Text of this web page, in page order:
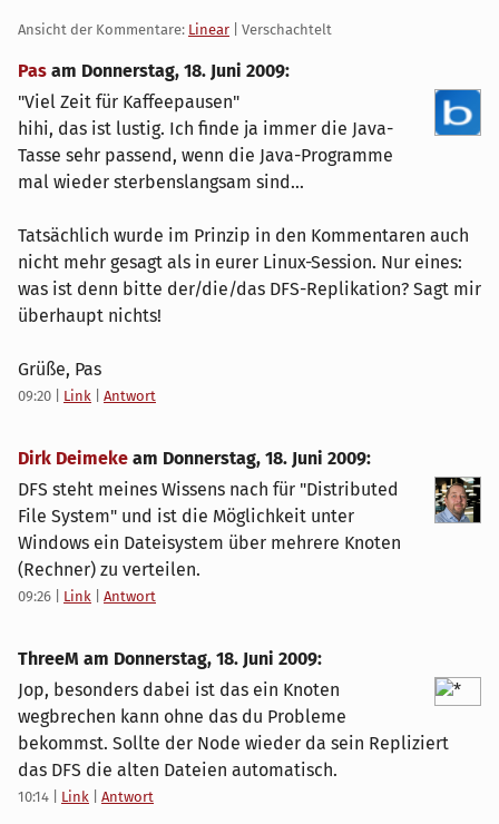
Ansicht der Kommentare: Linear | Verschachtelt
Pas am Donnerstag, 18. Juni 2009:
"Viel Zeit für Kaffeepausen"
hihi, das ist lustig. Ich finde ja immer die Java-
Tasse sehr passend, wenn die Java-Programme
mal wieder sterbenslangsam sind...
Tatsächlich wurde im Prinzip in den Kommentaren auch
nicht mehr gesagt als in eurer Linux-Session. Nur eines:
was ist denn bitte der/die/das DFS-Replikation? Sagt mir
überhaupt nichts!
Grüße, Pas
09:20 Link Antwort
Dirk Deimeke am Donnerstag, 18. Juni 2009:
DFS steht meines Wissens nach für "Distributed
File System" und ist die Möglichkeit unter
Windows ein Dateisystem über mehrere Knoten
(Rechner) zu verteilen.
09:26 Link Antwort
ThreeM am Donnerstag, 18. Juni 2009:
Jop, besonders dabei ist das ein Knoten
wegbrechen kann ohne das du Probleme
bekommst. Sollte der Node wieder da sein Repliziert
das DFS die alten Dateien automatisch.
10:14 Link Antwort